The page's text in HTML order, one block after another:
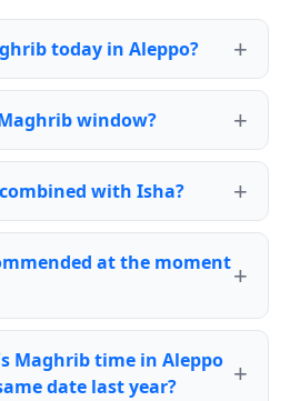
today in Aleppo?
window?
with Isha?
at the moment
Maghrib time in Aleppo
date last year?